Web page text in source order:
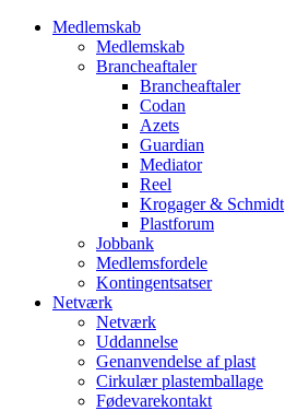
Medlemskab
Medlemskab
Brancheaftaler
Brancheaftaler
Codan
Azets
Guardian
Mediator
Reel
Krogager & Schmidt
Plastforum
Jobbank
Medlemsfordele
Kontingentsatser
Netværk
Netværk
Uddannelse
Genanvendelse af plast
Cirkulær plastemballage
Fødevarekontakt